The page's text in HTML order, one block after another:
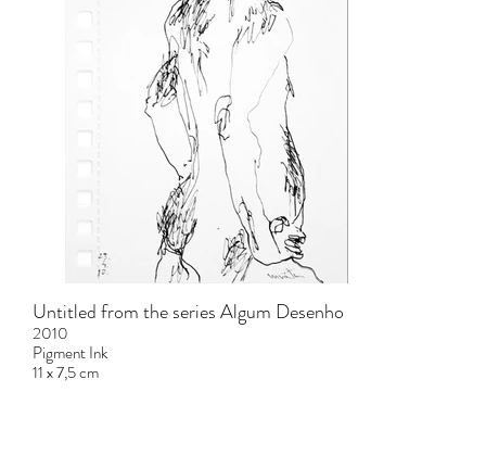
Untitled from the series Algum Desenho
2010
Pigment Ink
11 x 7,5 cm